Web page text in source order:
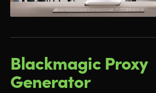
BlackmagicProxy
Generator